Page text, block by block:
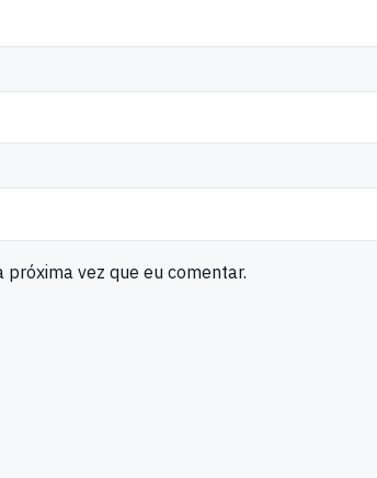
vez que eu comentar.